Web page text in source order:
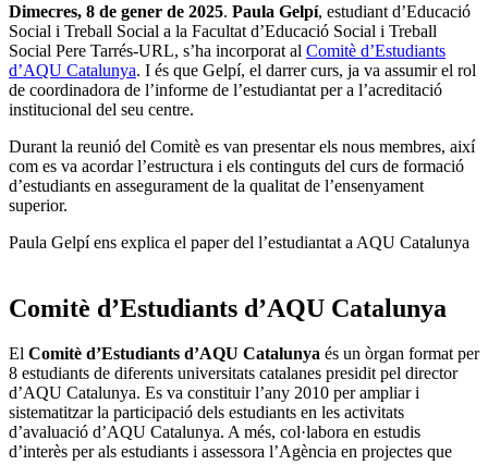
Dimecres, 8 de gener de 2025. Paula Gelpí, estudiant d’Educació
Social i Treball Social a la Facultat d’Educació Social i Treball
Social Pere Tarrés-URL, s’ha incorporat al Comitè d’Estudiants
d’AQU Catalunya. I és que Gelpí, el darrer curs, ja va assumir el rol
de coordinadora de l’informe de l’estudiantat per a l’acreditació
institucional del seu centre.
Durant la reunió del Comitè es van presentar els nous membres, així
com es va acordar l’estructura i els continguts del curs de formació
d’estudiants en assegurament de la qualitat de l’ensenyament
superior.
Paula Gelpí ens explica el paper del l’estudiantat a AQU Catalunya
Comitè d’Estudiants d’AQU Catalunya
El Comitè d’Estudiants d’AQU Catalunya és un òrgan format per
8 estudiants de diferents universitats catalanes presidit pel director
d’AQU Catalunya. Es va constituir l’any 2010 per ampliar i
sistematitzar la participació dels estudiants en les activitats
d’avaluació d’AQU Catalunya. A més, col·labora en estudis
d’interès per als estudiants i assessora l’Agència en projectes que